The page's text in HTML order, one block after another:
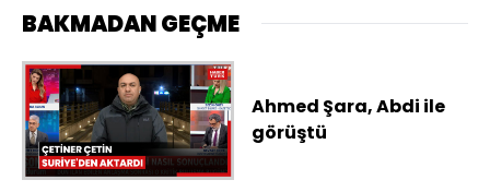
BAKMADAN GEÇME
Ahmed Şara, Abdi ile
görüştü